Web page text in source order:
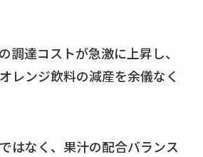
調達コストが急激に上昇し、
レンジ飲料の減産を余儀なく
はなく、果汁の配合バランス